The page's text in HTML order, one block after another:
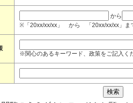
から
※「20xx/xx/xx」 から 「20xx/xx/xx」ま
※関心のあるキーワード、政策をご記入く